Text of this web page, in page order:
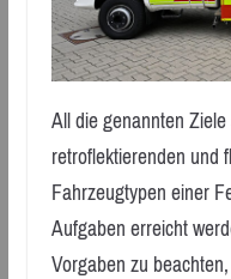
All die genannten
retroflektierenden und
Fahrzeugtypen einer
Aufgaben erreicht
Vorgaben zu